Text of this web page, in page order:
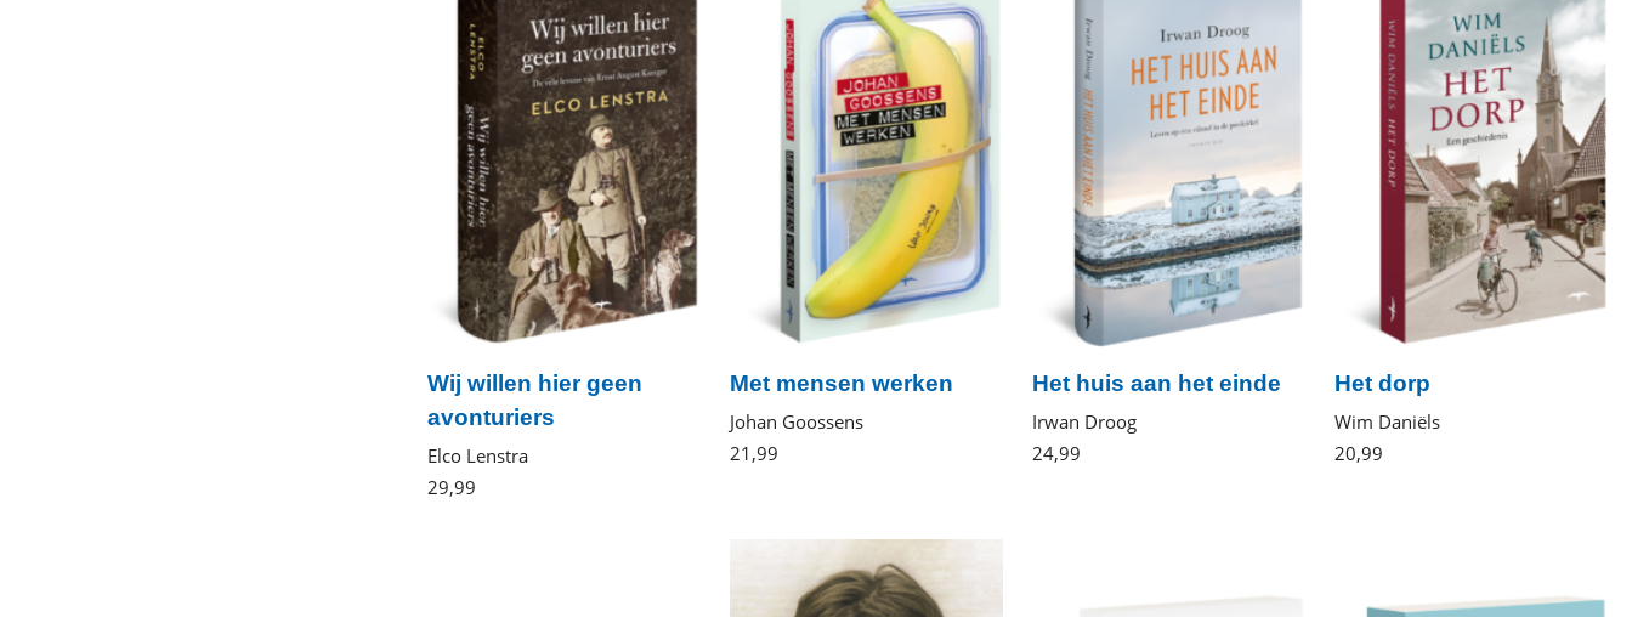
Wij willen hier geen
avonturiers
Elco Lenstra
29,99
Met mensen werken
Johan Goossens
21 ,99
Het huis aan het einde
Irwan Droog
24,99
Het dorp
Wim Daniëls
20,99